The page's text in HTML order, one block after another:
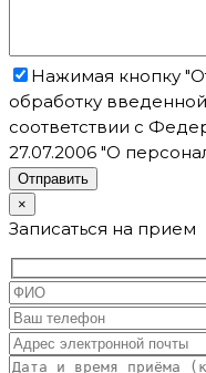
Нажимая кнопку
обработку
соответствии с
27.07.2006 "О
×
Записаться на прием